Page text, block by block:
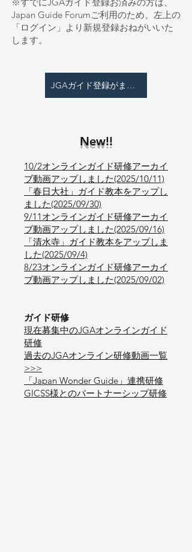
Japan Guide Forumご利用のため、左上の
「ログイン」より新規登録おねがいいた
します。
JGAガイド登録がまだの方はこちら
New!!
10/2オンラインガイド研修アーカイ
ブ動画アップしました(2025/10/11)
「春日大社」ガイド教本をアップし
ました(2025/09/30)
9/11オンラインガイド研修アーカイ
ブ動画アップしました(2025/09/16)
「清水寺」ガイド教本をアップしま
した(2025/09/4)
8/23オンラインガイド研修アーカイ
ブ動画アップしました(2025/09/02)
ガイド研修
​現在募集中のJGAオンラインガイド
研修
過去のJGAオンライン研修動画一覧
>>>
「Japan Wonder Guide」連携研修
GICSS様とのパートナーシップ研修